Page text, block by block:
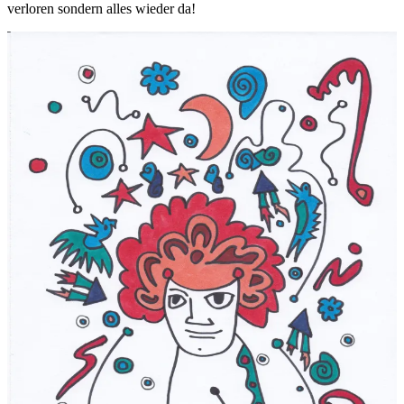
verloren sondern alles wieder da!